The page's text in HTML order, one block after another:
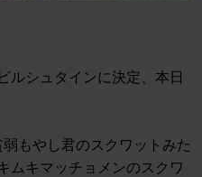
ルシュタインに決定、本日
もやし君のスクワットみた
ムキマッチョメンのスクワ